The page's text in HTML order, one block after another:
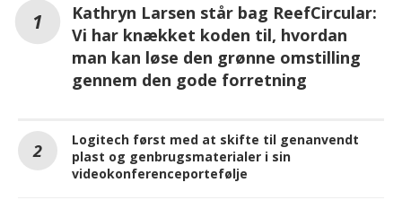
Kathryn Larsen står bag ReefCircular:
Vi har knækket koden til, hvordan
man kan løse den grønne omstilling
gennem den gode forretning
Logitech først med at skifte til genanvendt
plast og genbrugsmaterialer i sin
videokonferenceportefølje